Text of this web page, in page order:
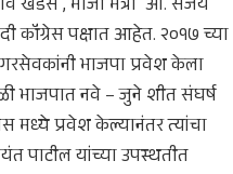
खडसे , माजी मंत्री आ. संजय
कॉंग्रेस पक्षात आहेत. २०१७ च्या
भाजपा प्रवेश केला
भाजपात नवे – जुने शीत संघर्ष
मध्ये प्रवेश केल्यानंतर त्यांचा
पाटील यांच्या उपस्थतीत